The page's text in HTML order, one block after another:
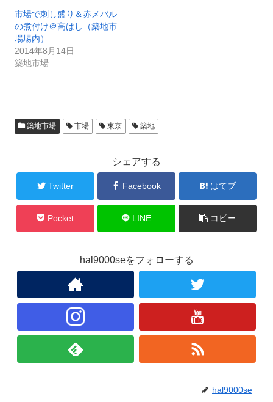
市場で刺し盛り＆赤メバル
の煮付け＠高はし（築地市
場場内）
2014年8月14日
築地市場
築地市場 市場 東京 築地
シェアする
Twitter Facebook はてブ
Pocket LINE コピー
hal9000seをフォローする
hal9000se